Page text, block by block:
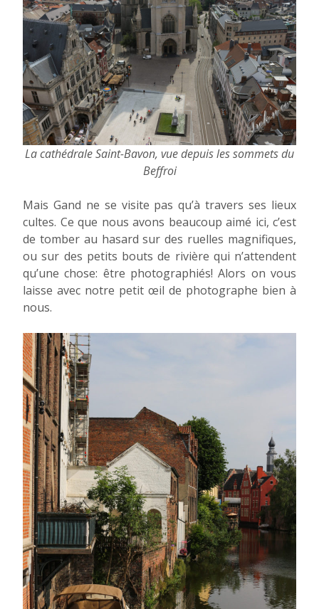
La cathédrale Saint-Bavon, vue depuis les sommets du
Beffroi
Mais Gand ne se visite pas qu’à travers ses lieux
cultes. Ce que nous avons beaucoup aimé ici, c’est
de tomber au hasard sur des ruelles magnifiques,
ou sur des petits bouts de rivière qui n’attendent
qu’une chose: être photographiés! Alors on vous
laisse avec notre petit œil de photographe bien à
nous.